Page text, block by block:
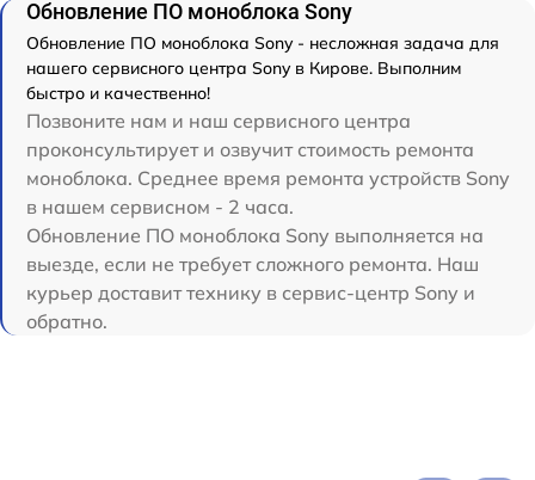
Обновление ПО моноблока Sony
Обновление ПО моноблока Sony - несложная задача для
нашего сервисного центра Sony в Кирове. Выполним
быстро и качественно!
Позвоните нам и наш сервисного центра
проконсультирует и озвучит стоимость ремонта
моноблока. Среднее время ремонта устройств Sony
в нашем сервисном - 2 часа.
Обновление ПО моноблока Sony выполняется на
выезде, если не требует сложного ремонта. Наш
курьер доставит технику в сервис-центр Sony и
обратно.